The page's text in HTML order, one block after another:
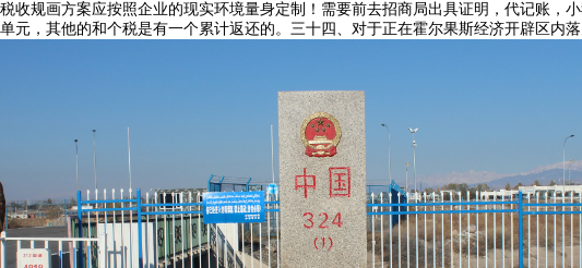
税收规画方案应按照企业的现实环境量身定制！需要前去招商局出具证明，代记账，
单元，其他的和个税是有一个累计返还的。三十四、对于正在霍尔果斯经济开辟区内